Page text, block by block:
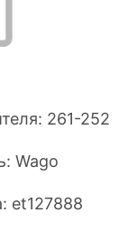
261-252
Wago
et127888